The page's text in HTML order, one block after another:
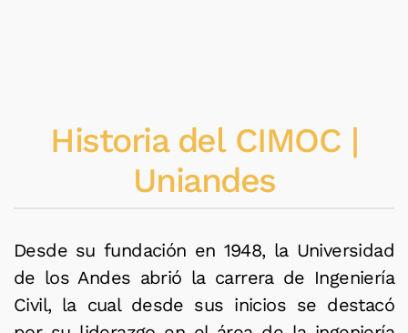
Historia del CIMOC |
Uniandes
Desde su fundación en 1948, la Universidad
de los Andes abrió la carrera de Ingeniería
Civil, la cual desde sus inicios se destacó